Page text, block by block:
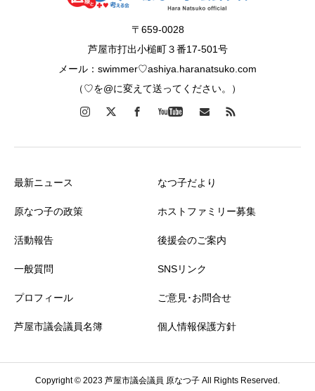
〒659-0028
芦屋市打出小槌町３番17-501号
メール：swimmer♡ashiya.haranatsuko.com
（♡を@に変えて送ってください。）
最新ニュース
原なつ子の政策
活動報告
一般質問
プロフィール
芦屋市議会議員名簿
なつ子だより
ホストファミリー募集
後援会のご案内
SNSリンク
ご意見･お問合せ
個人情報保護方針
Copyright © 2023 芦屋市議会議員 原なつ子 All Rights Reserved.